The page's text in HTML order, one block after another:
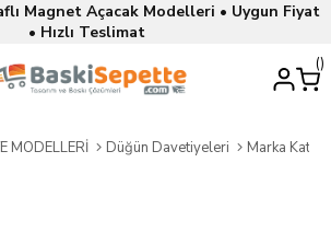
Magnet Açacak Modelleri • Uygun Fiyat
• Hızlı Teslimat
MODELLERİ Düğün Davetiyeleri Marka